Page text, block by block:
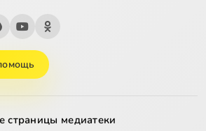
страницы медиатеки